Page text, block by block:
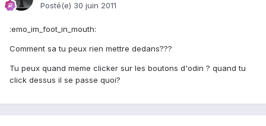
Posté(e) 30 juin 2011
:emo_im_foot_in_mouth:
Comment sa tu peux rien mettre dedans???
Tu peux quand meme clicker sur les boutons d'odin ? quand tu
click dessus il se passe quoi?